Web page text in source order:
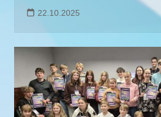
22.10.2025